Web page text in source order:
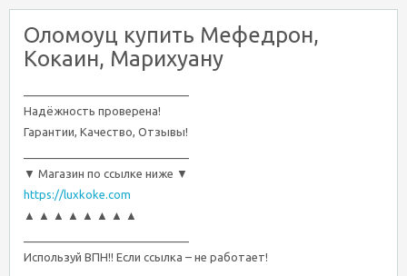
Оломоуц купить Мефедрон,
Кокаин, Марихуану
Надёжность проверена!
Гарантии, Качество, Отзывы!
▼ Магазин по ссылке ниже ▼
https://luxkoke.com
▲ ▲ ▲ ▲ ▲ ▲ ▲ ▲
Используй ВПН!! Если ссылка – не работает!